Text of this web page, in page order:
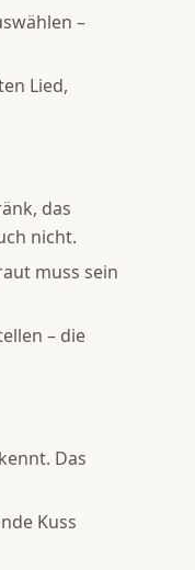
–
Lied,
das
nicht.
muss sein
– die
Das
Kuss